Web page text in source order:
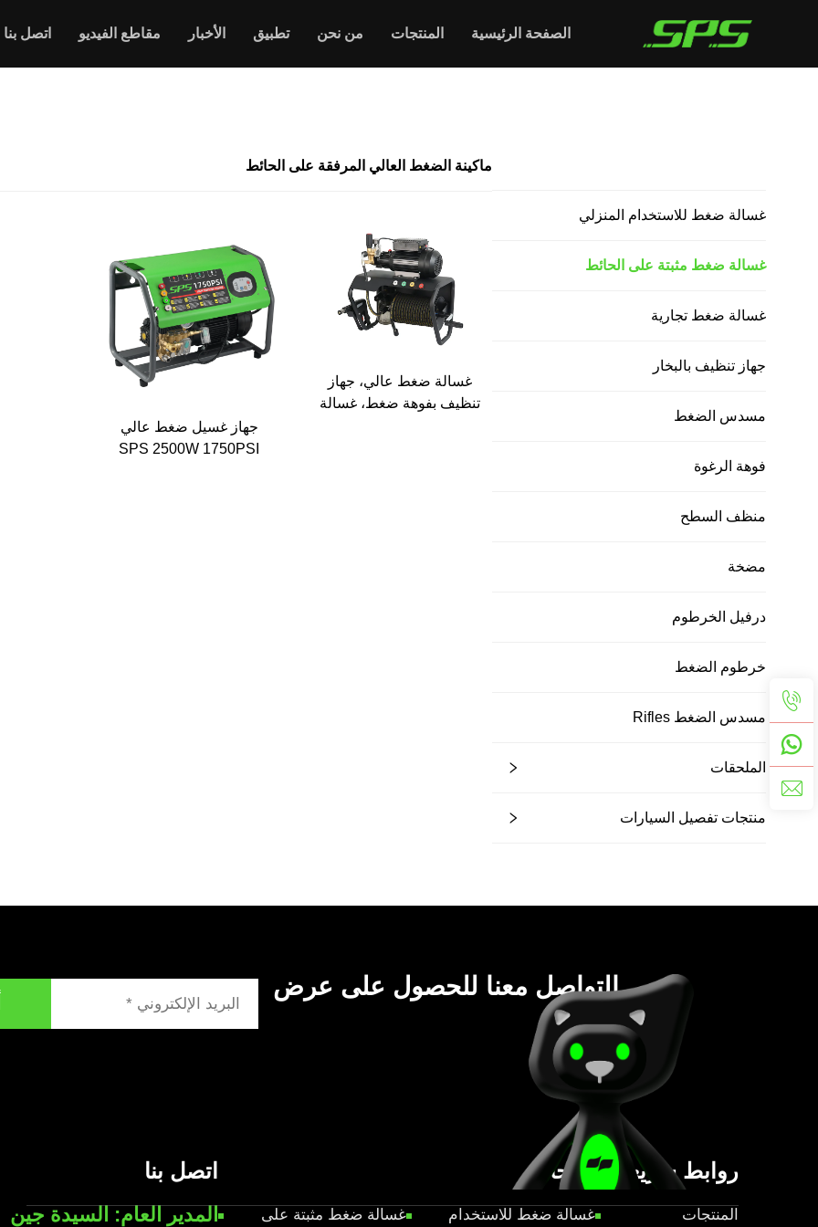
الصفحة الرئيسية المنتجات من نحن تطبيق الأخبار مقاطع الفيديو اتصل بنا
غسالة ضغط للاستخدام المنزلي
غسالة ضغط مثبتة على الحائط
غسالة ضغط تجارية
جهاز تنظيف بالبخار
مسدس الضغط
فوهة الرغوة
منظف السطح
مضخة
درفيل الخرطوم
خرطوم الضغط
مسدس الضغط Rifles
الملحقات
منتجات تفصيل السيارات
ماكينة الضغط العالي المرفقة على الحائط
غسالة ضغط عالي، جهاز
تنظيف بفوهة ضغط، غسالة
جهاز غسيل ضغط عالي
SPS 2500W 1750PSI
يرجى التواصل معنا للحصول على عرض
أسعار نهائي
روابط سريعة
المنتجات
منتجات
غسالة ضغط للاستخدام غسالة ضغط مثبتة على
اتصل بنا
المدير العام: السيدة جين